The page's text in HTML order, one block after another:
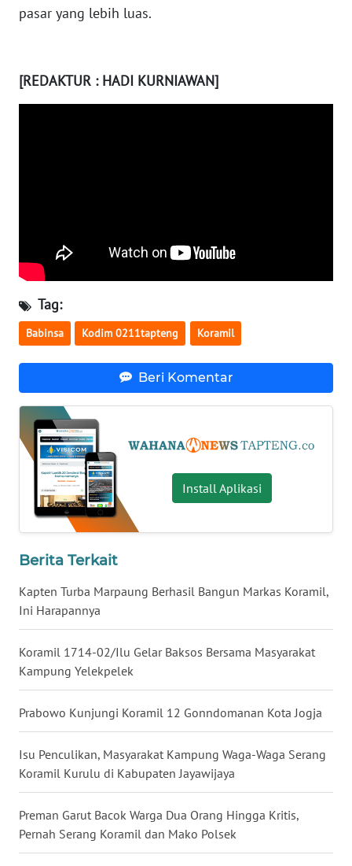
pasar yang lebih luas.
[REDAKTUR : HADI KURNIAWAN]
Tag:
Babinsa Kodim 0211tapteng Koramil
Beri Komentar
Install Aplikasi
Berita Terkait
Kapten Turba Marpaung Berhasil Bangun Markas Koramil,
Ini Harapannya
Koramil 1714-02/Ilu Gelar Baksos Bersama Masyarakat
Kampung Yelekpelek
Prabowo Kunjungi Koramil 12 Gonndomanan Kota Jogja
Isu Penculikan, Masyarakat Kampung Waga-Waga Serang
Koramil Kurulu di Kabupaten Jayawijaya
Preman Garut Bacok Warga Dua Orang Hingga Kritis,
Pernah Serang Koramil dan Mako Polsek
GORONTALO
WN
SULUT
WN
MALUT
WN
DAIRI
WN
TOBA
WN
NIAS
WN
LANGKAT
WN
TAPANULI
TANJUNG
LESUNG